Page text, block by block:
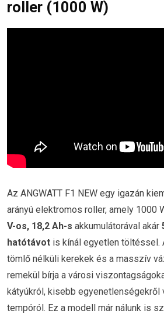
roller (1000 W)
Az ANGWATT F1 NEW egy igazán
arányú elektromos roller, amely 1000
V-os, 18,2 Ah-s akkumulátorával akár
hatótávot is kínál egyetlen töltéssel.
tömlő nélküli kerekek és a masszív
remekül bírja a városi
kátyúkról, kisebb egyenetlenségekről
tempóról. Ez a modell már nálunk is